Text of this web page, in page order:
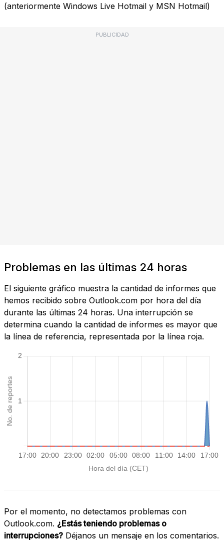
(anteriormente Windows Live Hotmail y MSN Hotmail)
PUBLICIDAD
Problemas en las últimas 24 horas
El siguiente gráfico muestra la cantidad de informes que
hemos recibido sobre Outlook.com por hora del día
durante las últimas 24 horas. Una interrupción se
determina cuando la cantidad de informes es mayor que
la línea de referencia, representada por la línea roja.
Por el momento, no detectamos problemas con
Outlook.com. ¿Estás teniendo problemas o
interrupciones? Déjanos un mensaje en los comentarios.